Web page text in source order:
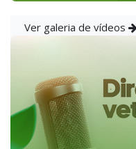
Ver galeria de vídeos